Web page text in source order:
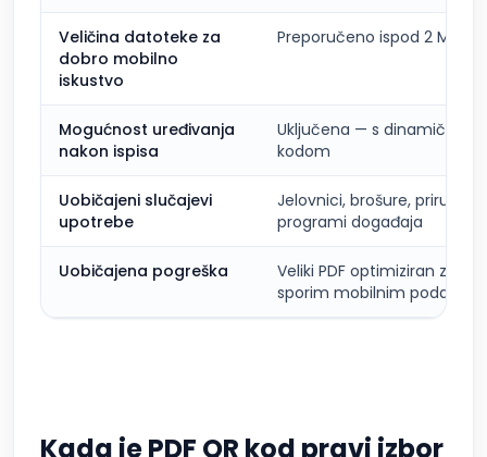
Veličina datoteke za
dobro mobilno
iskustvo
Preporučeno ispod 2 MB
Mogućnost uređivanja
nakon ispisa
Uključena — s dinamičnim
kodom
Uobičajeni slučajevi
upotrebe
Jelovnici, brošure, priručnici,
programi događaja
Uobičajena pogreška
Veliki PDF optimiziran za
sporim mobilnim podacima
Kada je PDF QR kod pravi izbor